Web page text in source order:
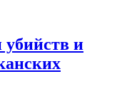
убийств и